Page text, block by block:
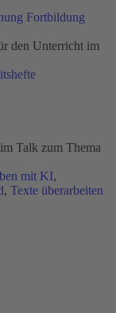
Fortbildung
den Unterricht im
Talk zum Thema
mit KI,
, Texte überarbeiten